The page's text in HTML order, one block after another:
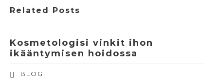
Related Posts
Kosmetologisi vinkit ihon
ikääntymisen hoidossa
BLOGI